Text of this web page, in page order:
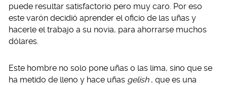
puede resultar satisfactorio pero muy caro. Por eso
este varón decidió aprender el oficio de las uñas y
hacerle el trabajo a su novia, para ahorrarse muchos
dólares.
Este hombre no solo pone uñas o las lima, sino que se
ha metido de lleno y hace uñas gelish , que es una